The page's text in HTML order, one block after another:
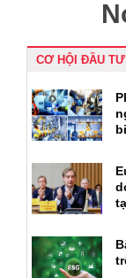
CƠ HỘI ĐẦU TƯ